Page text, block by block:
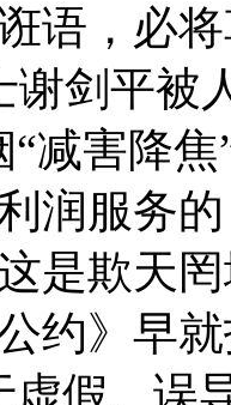
语，必
谢剑平被
减害降
润服务
是欺天
约》早
虚假、误